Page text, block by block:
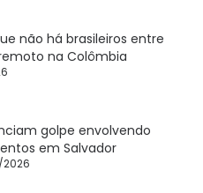
não há brasileiros entre
na Colômbia
golpe envolvendo
em Salvador